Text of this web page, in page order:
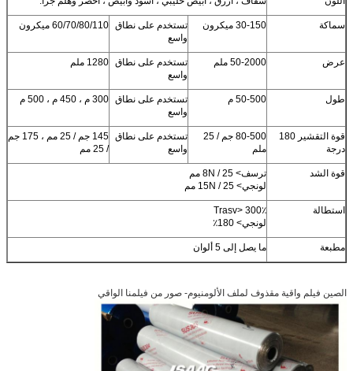
سماكة 30-150 ميكرون
تستخدم على نطاق
واسع
60/70/80/110 ميكرون
عرض 50-2000 ملم
تستخدم على نطاق
واسع
1280 ملم
طول 50-500 م
تستخدم على نطاق
واسع
300 م ، 450 م ، 500 م
قوة التقشير 180
درجة
80-500 جم / 25
ملم
تستخدم على نطاق
واسع
145 جم / 25 مم ، 175 جم
/ 25 مم
قوة الشد
ترسف> 8N / 25 مم
لونجي> 15N / 25 مم
استطالة
Trasv> 300٪
لونجي> 180٪
مطبعة ما يصل إلى 5 ألوان
الصين فيلم واقية مقذوف لملف الألومنيوم- صور من فيلمنا الواقي